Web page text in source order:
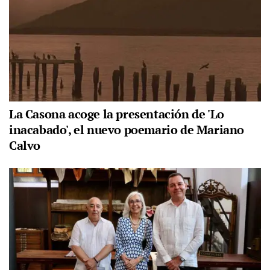
La Casona acoge la presentación de 'Lo
inacabado', el nuevo poemario de Mariano
Calvo